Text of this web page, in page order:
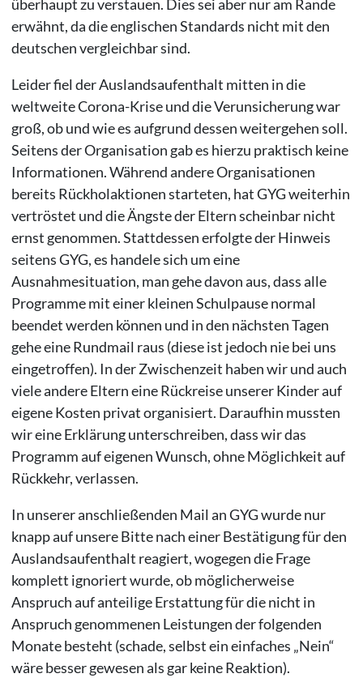
überhaupt zu verstauen. Dies sei aber nur am Rande
erwähnt, da die englischen Standards nicht mit den
deutschen vergleichbar sind.
Leider fiel der Auslandsaufenthalt mitten in die
weltweite Corona-Krise und die Verunsicherung war
groß, ob und wie es aufgrund dessen weitergehen soll.
Seitens der Organisation gab es hierzu praktisch keine
Informationen. Während andere Organisationen
bereits Rückholaktionen starteten, hat GYG weiterhin
vertröstet und die Ängste der Eltern scheinbar nicht
ernst genommen. Stattdessen erfolgte der Hinweis
seitens GYG, es handele sich um eine
Ausnahmesituation, man gehe davon aus, dass alle
Programme mit einer kleinen Schulpause normal
beendet werden können und in den nächsten Tagen
gehe eine Rundmail raus (diese ist jedoch nie bei uns
eingetroffen). In der Zwischenzeit haben wir und auch
viele andere Eltern eine Rückreise unserer Kinder auf
eigene Kosten privat organisiert. Daraufhin mussten
wir eine Erklärung unterschreiben, dass wir das
Programm auf eigenen Wunsch, ohne Möglichkeit auf
Rückkehr, verlassen.
In unserer anschließenden Mail an GYG wurde nur
knapp auf unsere Bitte nach einer Bestätigung für den
Auslandsaufenthalt reagiert, wogegen die Frage
komplett ignoriert wurde, ob möglicherweise
Anspruch auf anteilige Erstattung für die nicht in
Anspruch genommenen Leistungen der folgenden
Monate besteht (schade, selbst ein einfaches „Nein“
wäre besser gewesen als gar keine Reaktion).